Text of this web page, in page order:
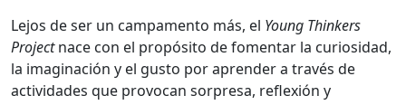
Lejos de ser un campamento más, el Young Thinkers
Projectnace con el propósito de fomentar la curiosidad,
la imaginación y el gusto por aprender a través de
actividades que provocan sorpresa, reflexión y